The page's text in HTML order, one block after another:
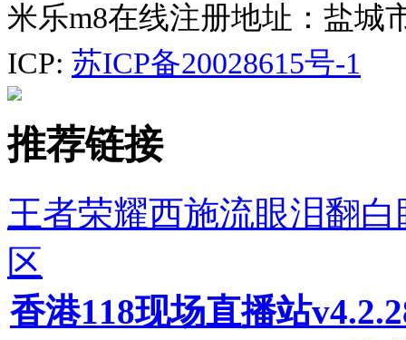
米乐m8在线注册地址：盐城
ICP: 苏ICP备20028615号-1
推荐链接
王者荣耀西施流眼泪翻
区
香港118现场直播站